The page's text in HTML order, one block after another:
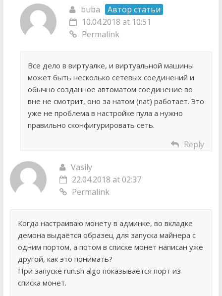
buba
Автор статьи
10.04.2018 at 10:51
Permalink
Все дело в виртуалке, и виртуальной машины
может быть несколько сетевых соединений и
обычно созданное автоматом соединение во
вне не смотрит, оно за натом (nat) работает. Это
уже не проблема в настройке пула а нужно
правильно сконфигурировать сеть.
Reply
Vasily
22.04.2018 at 02:37
Permalink
Когда настраиваю монету в админке, во вкладке
демона выдаётся образец для запуска майнера с
одним портом, а потом в списке монет написан уже
другой, как это понимать?
При запуске run.sh algo показывается порт из
списка монет.